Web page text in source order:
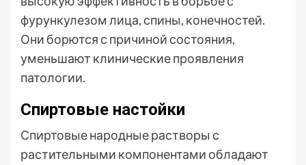
фурункулезом лица, спины, конечностей.
Они борются с причиной состояния,
уменьшают клинические проявления
патологии.
Спиртовые настойки
Спиртовые народные растворы с
растительными компонентами обладают